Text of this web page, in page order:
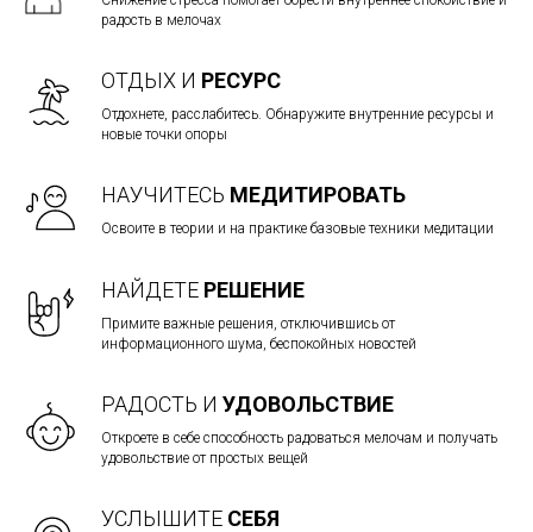
радость в мелочах
ОТДЫХ И РЕСУРС
Отдохнете, расслабитесь. Обнаружите внутренние ресурсы и
новые точки опоры
НАУЧИТЕСЬ МЕДИТИРОВАТЬ
Освоите в теории и на практике базовые техники медитации
НАЙДЕТЕ РЕШЕНИЕ
Примите важные решения, отключившись от
информационного шума, беспокойных новостей
РАДОСТЬ И УДОВОЛЬСТВИЕ
Откроете в себе способность радоваться мелочам и получать
удовольствие от простых вещей
УСЛЫШИТЕ СЕБЯ